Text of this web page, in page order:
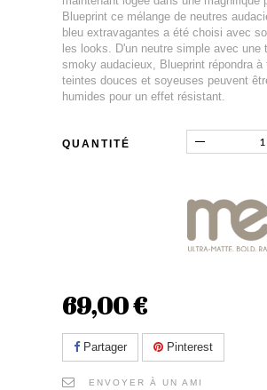
Blueprint ce mélange de neutres
bleu extravagantes a été choisi avec
les looks. D'un neutre simple avec une
smoky audacieux, Blueprint répondra
teintes douces et soyeuses peuvent
humides pour un effet résistant.
QUANTITÉ
69,00 €
Partager Pinterest
ENVOYER À UN AMI